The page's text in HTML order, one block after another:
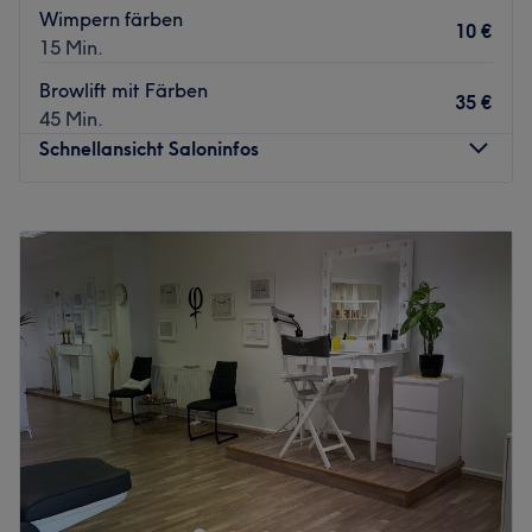
Erfahrung ein Auge für den richtigen Style, der genau zu
dir passt.
Atmosphäre: Professionell, modern, freundlich.
Expertise: Alles rund um Haarschnitte und -styling.
Produkte und Produktmarken: Newsha, Olaplex.
Zurück zur Salonansicht
Wimpern färben
15 Min.
10 €
Browlift mit Färben
45 Min.
35 €
Schnellansicht Saloninfos
10:00 –
10:00–
Donnerstag
10:00–18:00
Freitag
10:00–18:00
Samstag
10:00– 16:00
Sonntag
Geschlossen
Atmosphäre im Salon: In der angenehmen, herzlichen und
familiären Atmosphäre bei Cataleya lässt es sich einfach
genussvoll entspannen. Das Team ist immer für ein